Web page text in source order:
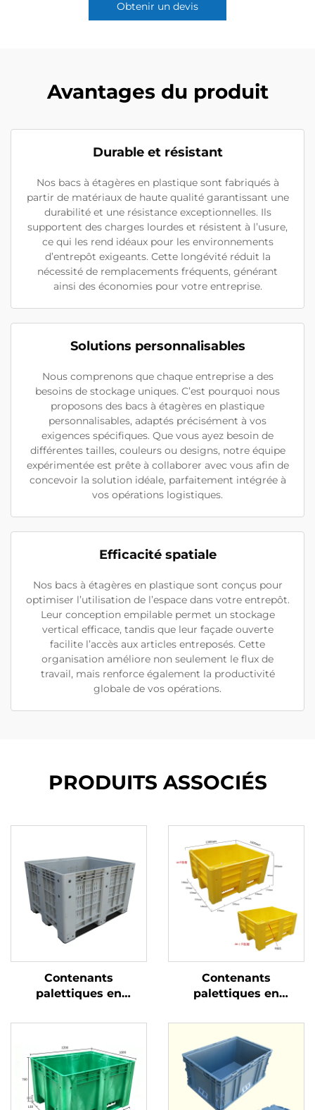
Obtenir un devis
Avantages du produit
Durable et résistant
Nos bacs à étagères en plastique sont fabriqués à
partir de matériaux de haute qualité garantissant une
durabilité et une résistance exceptionnelles. Ils
supportent des charges lourdes et résistent à l’usure,
ce qui les rend idéaux pour les environnements
d’entrepôt exigeants. Cette longévité réduit la
nécessité de remplacements fréquents, générant
ainsi des économies pour votre entreprise.
Solutions personnalisables
Nous comprenons que chaque entreprise a des
besoins de stockage uniques. C’est pourquoi nous
proposons des bacs à étagères en plastique
personnalisables, adaptés précisément à vos
exigences spécifiques. Que vous ayez besoin de
différentes tailles, couleurs ou designs, notre équipe
expérimentée est prête à collaborer avec vous afin de
concevoir la solution idéale, parfaitement intégrée à
vos opérations logistiques.
Efficacité spatiale
Nos bacs à étagères en plastique sont conçus pour
optimiser l’utilisation de l’espace dans votre entrepôt.
Leur conception empilable permet un stockage
vertical efficace, tandis que leur façade ouverte
facilite l’accès aux articles entreposés. Cette
organisation améliore non seulement le flux de
travail, mais renforce également la productivité
globale de vos opérations.
PRODUITS ASSOCIÉS
Contenants
palettiques en
pour une logistique et
Contenants
palettiques en
pour une logistique et
un stockage efficaces.